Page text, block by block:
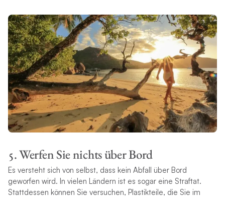
5. Werfen Sie nichts über Bord
Es versteht sich von selbst, dass kein Abfall über Bord
geworfen wird. In vielen Ländern ist es sogar eine Straftat.
Stattdessen können Sie versuchen, Plastikteile, die Sie im